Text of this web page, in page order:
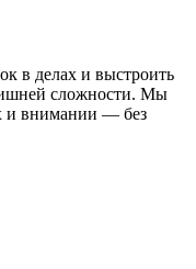
в делах и выстроить
сложности. Мы
и внимании — без